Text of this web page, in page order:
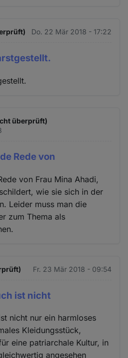
Do. 22 Mär 2018 - 17:22
überprüft)
Rede von
von Frau Mina Ahadi,
wie sie sich in der
Leider muss man die
zum Thema als
Fr. 23 Mär 2018 - 09:54
ist nicht
nicht nur ein harmloses
Kleidungsstück,
eine patriarchale Kultur, in
angesehen